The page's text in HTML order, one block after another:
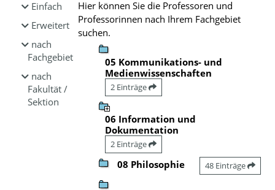
Einfach
Erweitert
nach
Fachgebiet
nach
Fakultät /
Sektion
Hier können Sie die Professoren und
Professorinnen nach Ihrem Fachgebiet
suchen.
05 Kommunikations- und
Medienwissenschaften
2 Einträge
06 Information und
Dokumentation
2 Einträge
08 Philosophie 48 Einträge